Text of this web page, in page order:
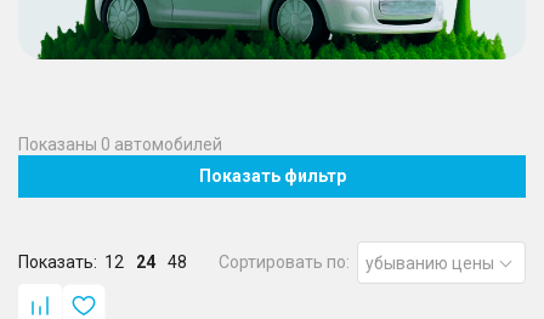
Показаны 0 автомобилей
Показать фильтр
Показать: 12 24 48 Сортировать по: убыванию цены